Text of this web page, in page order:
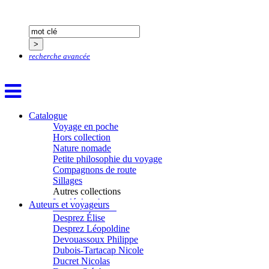
recherche avancée
Catalogue
Voyage en poche
Hors collection
Nature nomade
Petite philosophie du voyage
Compagnons de route
Sillages
Autres collections
La clé des champs
Chemins d’étoiles
Visions
Auteurs et voyageurs
Colonna d’Istria Jérôme
Conesa Gabriel
Cotta Jean-Marc
Debove Florence
Dectot de Christen Antoine
Dedet Christian
Degoul Franck
Delaunay Matthieu
Deledicque Sébastien
Delloye Bernard
Delloye Mélanie
Descave Nicolas
Desprez Élise
Desprez Léopoldine
Devouassoux Philippe
Dubois-Tartacap Nicole
Ducret Nicolas